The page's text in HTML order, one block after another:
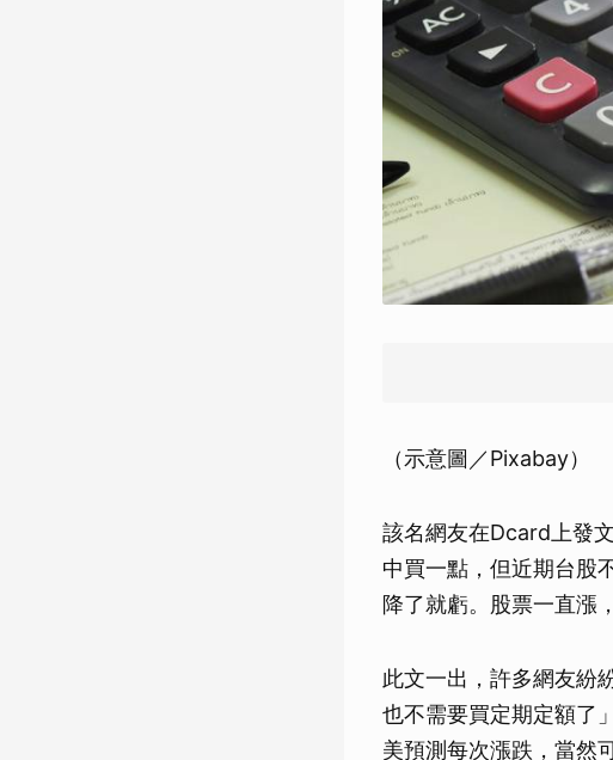
（示意圖／Pixabay）
該名網友在Dcard上發
中買一點，但近期台股
降了就虧。股票一直漲
此文一出，許多網友紛
也不需要買定期定額了
美預測每次漲跌，當然